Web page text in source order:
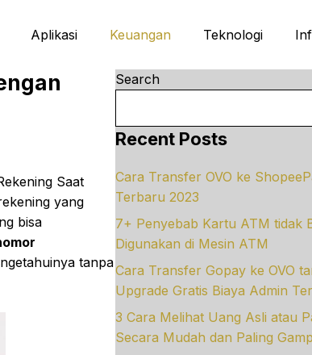
Aplikasi Keuangan Teknologi
Saat
yang
bisa
tanpa
Search
Recent Posts
Cara Transfer OVO ke
Terbaru 2023
7+ Penyebab Kartu ATM tidak
Digunakan di Mesin ATM
Cara Transfer Gopay ke OVO
Upgrade Gratis Biaya Admin
3 Cara Melihat Uang Asli atau
Secara Mudah dan Paling